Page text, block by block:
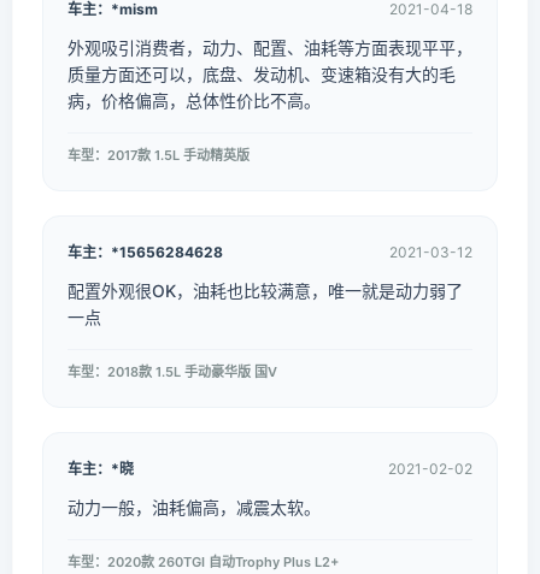
车主：*mism 2021-04-18
外观吸引消费者，动力、配置、油耗等方面表现平平，
质量方面还可以，底盘、发动机、变速箱没有大的毛
病，价格偏高，总体性价比不高。
车型：2017款 1.5L 手动精英版
车主：*15656284628 2021-03-12
配置外观很OK，油耗也比较满意，唯一就是动力弱了
一点
车型：2018款 1.5L 手动豪华版 国V
车主：*晓 2021-02-02
动力一般，油耗偏高，减震太软。
车型：2020款 260TGI 自动Trophy Plus L2+